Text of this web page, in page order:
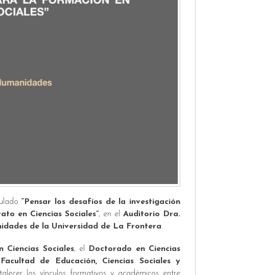
“Pensar los desafíos de la investigación
en Ciencias Sociales”, en el Auditorio Dra.
de la Universidad de La Frontera.
Ciencias Sociales, el
Doctorado en Ciencias
Facultad de Educación, Ciencias Sociales y
los vínculos formativos y académicos entre